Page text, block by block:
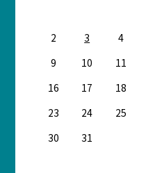
2
3 4
9
10 11
16
17 18
23
24 25
30
31